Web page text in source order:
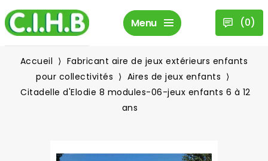
Menu (0)
Accueil
Fabricant aire de jeux extérieurs enfants
pour collectivités
Aires de jeux enfants
Citadelle d'Elodie 8 modules-06-jeux enfants 6 à 12
ans